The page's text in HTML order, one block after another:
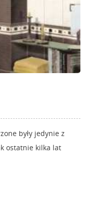
były jedynie z
ostatnie kilka lat